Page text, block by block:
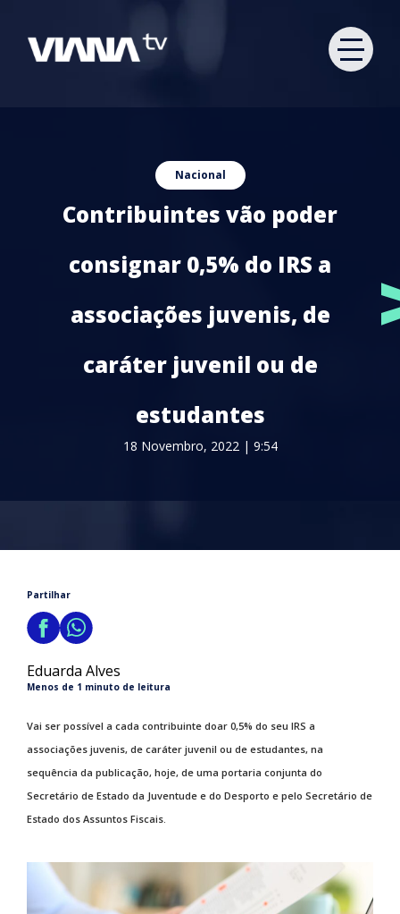
Nacional
Contribuintes vão poder
consignar 0,5% do IRS a
associações juvenis, de
caráter juvenil ou de
estudantes
18 Novembro, 2022 | 9:54
Partilhar
Eduarda Alves
Menos de 1 minuto de leitura
Vai ser possível a cada contribuinte doar 0,5% do seu IRS a
associações juvenis, de caráter juvenil ou de estudantes, na
sequência da publicação, hoje, de uma portaria conjunta do
Secretário de Estado da Juventude e do Desporto e pelo Secretário de
Estado dos Assuntos Fiscais.